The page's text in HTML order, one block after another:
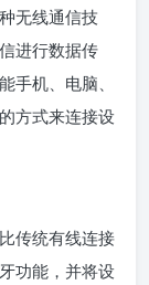
无线通信技
进行数据传
手机、电脑、
方式来连接设
传统有线连接
功能，并将设